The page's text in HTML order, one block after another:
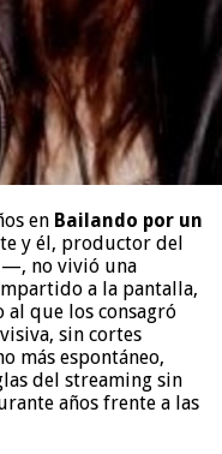
en Bailando por un
y él, productor del
no vivió una
a la pantalla,
que los consagró
sin cortes
más espontáneo,
del streaming sin
años frente a las